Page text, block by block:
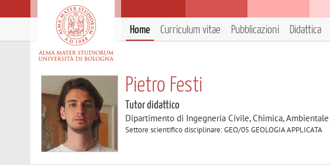
Home Curriculum vitae Pubblicazioni Didattica
Pietro Festi
Tutor didattico
Dipartimento di Ingegneria Civile, Chimica,
Settore scientifico disciplinare: GEO/05 GEOLOGIA APPLICATA